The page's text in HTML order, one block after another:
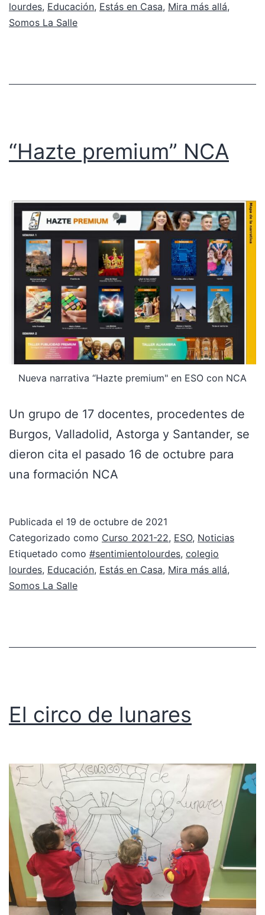
lourdes, Educación, Estás en Casa, Mira más allá,
Somos La Salle
“Hazte premium” NCA
Nueva narrativa “Hazte premium" en ESO con NCA
Un grupo de 17 docentes, procedentes de
Burgos, Valladolid, Astorga y Santander, se
dieron cita el pasado 16 de octubre para
una formación NCA
Publicada el 19 de octubre de 2021
Categorizado como Curso 2021-22, ESO, Noticias
Etiquetado como #sentimientolourdes, colegio
lourdes, Educación, Estás en Casa, Mira más allá,
Somos La Salle
El circo de lunares